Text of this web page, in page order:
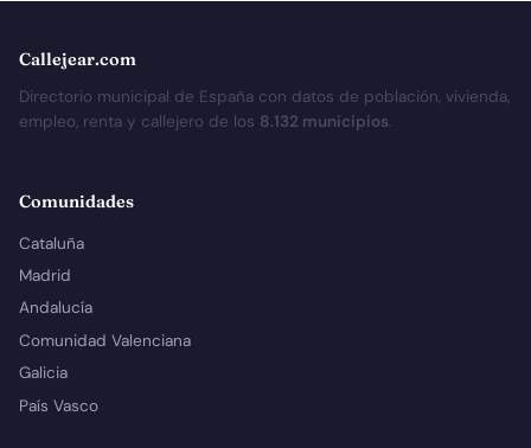
Callejear.com
Directorio municipal de España con datos de población, vivienda,
empleo, renta y callejero de los 8.132 municipios.
Comunidades
Cataluña
Madrid
Andalucía
Comunidad Valenciana
Galicia
País Vasco